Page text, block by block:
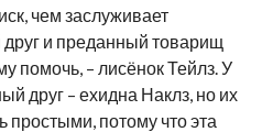
чем заслуживает
и преданный товарищ
помочь, – лисёнок Тейлз. У
друг – ехидна Наклз, но их
простыми, потому что эта